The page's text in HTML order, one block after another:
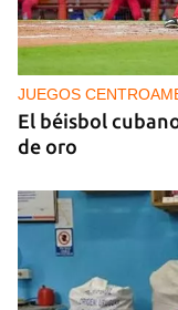
PODCAST
Cafecito
2026
JUEGOS
El béisbol
de oro